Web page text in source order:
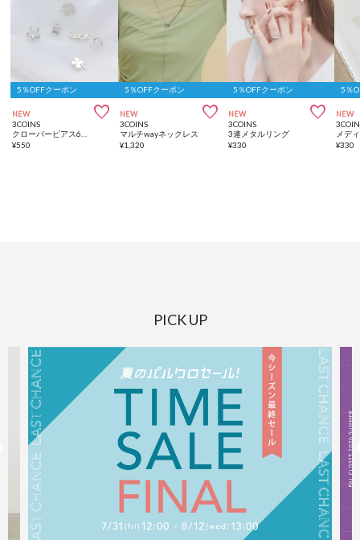
5％OFFクーポン
NEW 
3COINS
¥550
5％OFFクーポン
NEW 
3COINS
マルチwayネックレス
¥1,320
5％OFFクーポン
NEW 
3COINS
3連メタルリング
¥330
5％
NEW
メデ
¥330
PICK UP